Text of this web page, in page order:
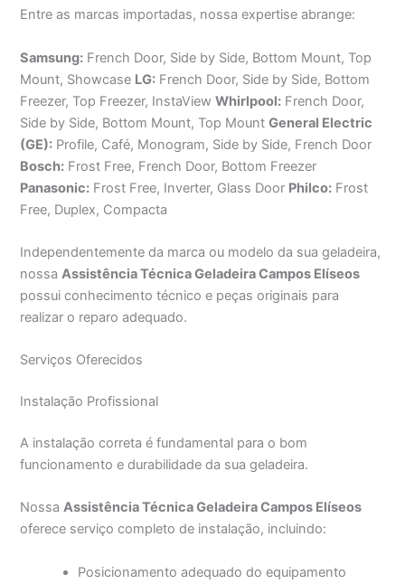
Entre as marcas importadas, nossa expertise abrange:
Samsung: French Door, Side by Side, Bottom Mount, Top
Mount, Showcase LG: French Door, Side by Side, Bottom
Freezer, Top Freezer, InstaViewWhirlpool: French Door,
Side by Side, Bottom Mount, Top MountGeneral Electric
(GE): Profile, Café, Monogram, Side by Side, French Door
Bosch: Frost Free, French Door, Bottom Freezer
Panasonic: Frost Free, Inverter, Glass Door Philco: Frost
Free, Duplex, Compacta
Independentemente da marca ou modelo da sua geladeira,
nossaAssistência Técnica Geladeira Campos Elíseos
possui conhecimento técnico e peças originais para
realizar o reparo adequado.
Serviços Oferecidos
Instalação Profissional
A instalação correta é fundamental para o bom
funcionamento e durabilidade da sua geladeira.
NossaAssistência Técnica Geladeira Campos Elíseos
oferece serviço completo de instalação, incluindo:
Posicionamento adequado do equipamento